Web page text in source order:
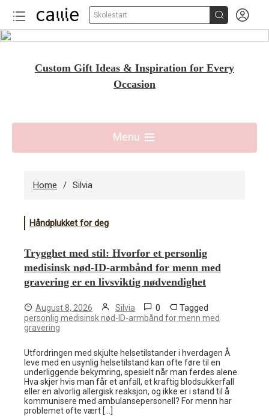
Skolestart  
contentCustom Gift Ideas & Inspiration for Every
Occasion
Menu
Home Silvia
Håndplukket for deg
Trygghet med stil: Hvorfor et personlig
medisinsk nød-ID-armbånd for menn med
gravering er en livsviktig nødvendighet
August 8, 2026 Silvia 0 Tagged
personlig medisinsk nød-ID-armbånd for menn med
gravering
Utfordringen med skjulte helsetilstander i hverdagen Å
leve med en usynlig helsetilstand kan ofte føre til en
underliggende bekymring, spesielt når man ferdes alene.
Hva skjer hvis man får et anfall, et kraftig blodsukkerfall
eller en alvorlig allergisk reaksjon, og ikke er i stand til å
kommunisere med ambulansepersonell? For menn har
problemet ofte vært […]